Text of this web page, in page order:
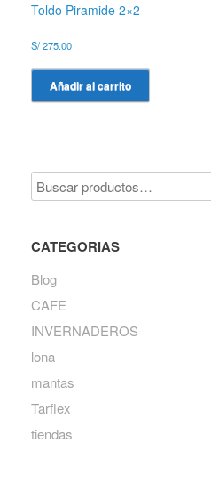
Toldo Piramide 2×2
S/275.00
Añadir al carrito
CATEGORIAS
Blog
CAFE
INVERNADEROS
lona
mantas
Tarflex
tiendas